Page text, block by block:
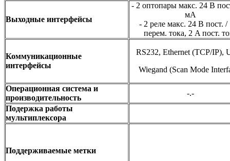
Выходные интерфейсы
- 2 оптопары макс. 24 В
мА
- 2 реле макс. 24 В пост. /
перем. тока, 2 A пост.
Коммуникационные
интерфейсы
RS232, Ethernet (TCP/IP),
Wiegand (Scan Mode
Операционная система и
производительность
-.-
Подержка работы
мультиплексора
Поддерживаемые метки